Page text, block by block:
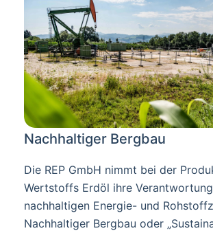
Nachhaltiger Bergbau
Die REP GmbH nimmt bei der
Wertstoffs Erdöl ihre
nachhaltigen Energie- und
Nachhaltiger Bergbau oder